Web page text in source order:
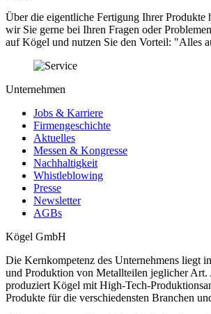
Über die eigentliche Fertigung Ihrer Produkte
wir Sie gerne bei Ihren Fragen oder
auf Kögel und nutzen Sie den Vorteil: "Alles
Unternehmen
Jobs & Karriere
Firmengeschichte
Aktuelles
Messen & Kongresse
Nachhaltigkeit
Whistleblowing
Presse
Newsletter
AGBs
Kögel GmbH
Die Kernkompetenz des Unternehmens liegt
und Produktion von Metallteilen jeglicher
produziert Kögel mit High-Tech-
Produkte für die verschiedensten Branchen